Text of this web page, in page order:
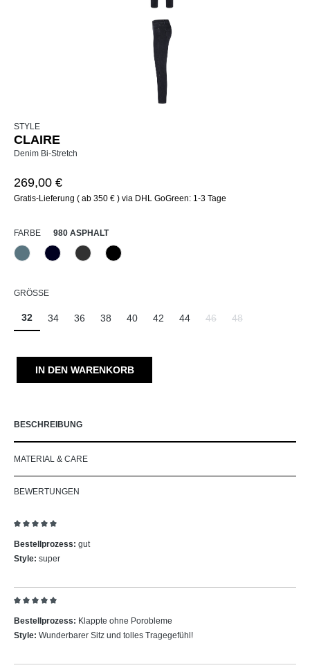
STYLE
CLAIRE
Denim Bi-Stretch
269,00 €
Gratis-Lieferung ( ab 350 € ) via DHL GoGreen: 1-3 Tage
FARBEAUSWÄHLEN
980 ASPHALT
858 Moonlight Blue
890 Marine980 Asphalt999 Schwarz
(Diese Option ist zurzeit nicht verfügbar.)
GRÖSSE AUSWÄHLEN
32 34 36 38 40 42 44 46 48
IN DEN WARENKORB
BESCHREIBUNG
MATERIAL & CARE
BEWERTUNGEN
Bestellprozess: gut
Style: super
Bestellprozess: Klappte ohne Porobleme
Style: Wunderbarer Sitz und tolles Tragegefühl!